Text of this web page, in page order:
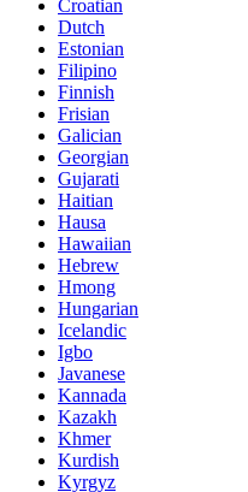
Croatian
Dutch
Estonian
Filipino
Finnish
Frisian
Galician
Georgian
Gujarati
Haitian
Hausa
Hawaiian
Hebrew
Hmong
Hungarian
Icelandic
Igbo
Javanese
Kannada
Kazakh
Khmer
Kurdish
Kyrgyz